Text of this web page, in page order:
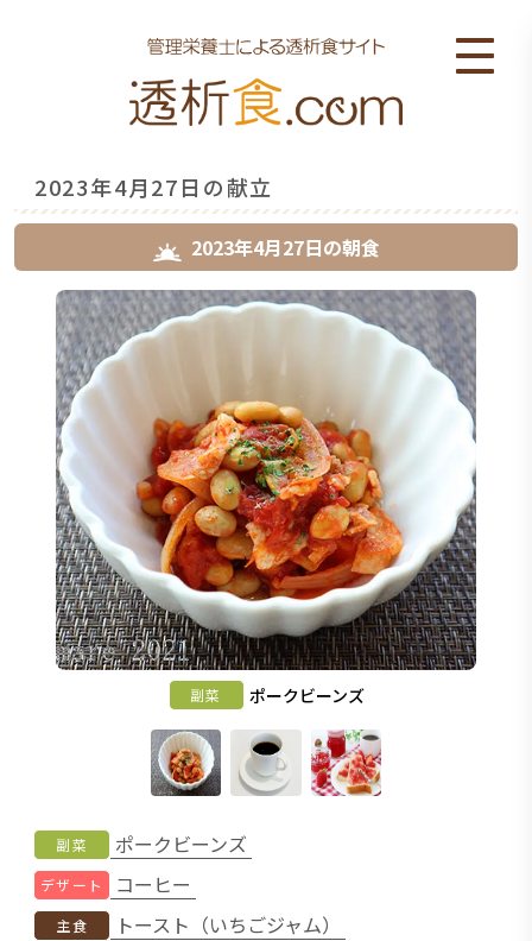
2023年4月27日の献立
2023年4月27日の朝食
副菜 ポークビーンズ
副菜 ポークビーンズ
デザート コーヒー
主食 トースト（いちごジャム）